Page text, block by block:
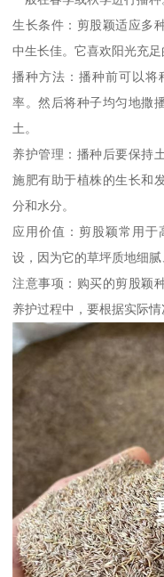
生长条件：剪股颖适应多
中生长佳。它喜欢阳光充足
播种方法：播种前可以
率。然后将种子均匀地撒
土。
养护管理：播种后要保持
施肥有助于植株的生长和
分和水分。
应用价值：剪股颖常用
设，因为它的草坪质地细腻
注意事项：购买的剪股颖
养护过程中，要根据实际